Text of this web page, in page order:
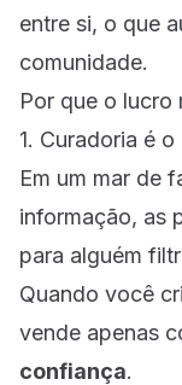
entre si, o que
comunidade.
Por que o lucro
1. Curadoria é
Em um mar de
informação, as
para alguém
Quando você
vende apenas
confiança.